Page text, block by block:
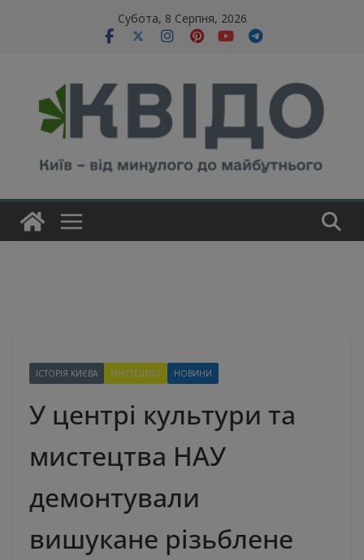
Субота, 8 Серпня, 2026
ІСТОРІЯ КИЄВА МИСТЕЦТВО НОВИНИ
У центрі культури та
мистецтва НАУ
демонтували
вишукане різьблене
modal-check